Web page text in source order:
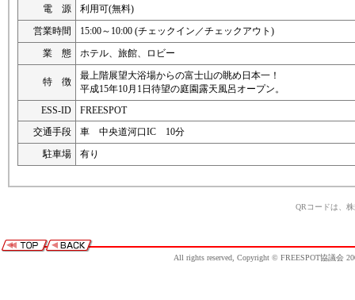
電 源
利用可(無料)
営業時間
15:00～10:00 (チェックイン／チェックアウト)
業 態
ホテル、旅館、ロビー
特 徴
最上階展望大浴場からの富士山の眺め日本一！
平成15年10月1日待望の庭園露天風呂オープン。
ESS-ID
FREESPOT
交通手段
車 中央道河口IC 10分
駐車場
有り
QRコードは、
All rights reserved, Copyright © FREESPOT協議会